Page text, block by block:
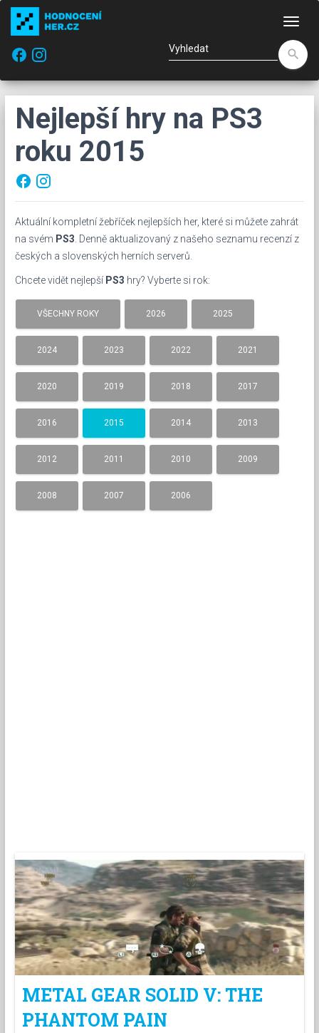
facebook
search
Nejlepší hry na PS3
roku 2015
facebook
Aktuální kompletní žebříček nejlepších her, které si můžete zahrát
na svém PS3 . Denně aktualizovaný z našeho seznamu recenzí z
českých a slovenských herních serverů.
Chcete vidět nejlepší PS3 hry? Vyberte si rok:
VŠECHNY ROKY 2026 2025
2024 2023 2022 2021
2020 2019 2018 2017
2016 2015 2014 2013
2012 2011 2010 2009
2008 2007 2006
METAL GEAR SOLID V: THE
PHANTOM PAIN